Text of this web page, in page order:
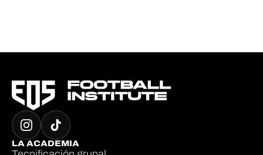
LA ACADEMIA